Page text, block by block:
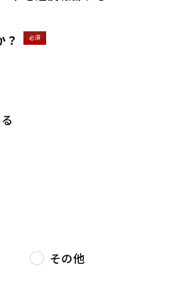
？ 必須
その他